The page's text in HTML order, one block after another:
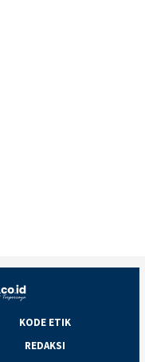
KODE ETIK
REDAKSI